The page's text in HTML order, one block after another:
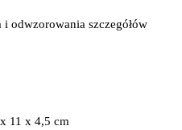
odwzorowania szczegółów
11 x 4,5 cm